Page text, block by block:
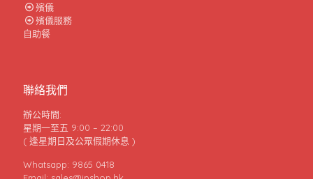
殯儀
殯儀服務
自助餐
聯絡我們
辦公時間:
星期一至五 9:00 – 22:00
( 逢星期日及公眾假期休息 )
Whatsapp: 9865 0418